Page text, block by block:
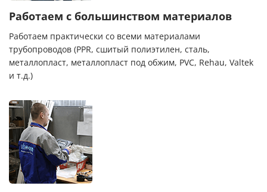
Работаем с большинством материалов
Работаем практически со всеми материалами
трубопроводов (PPR, сшитый полиэтилен, сталь,
металлопласт, металлопласт под обжим, PVC, Rehau, Valtek
и т.д.)